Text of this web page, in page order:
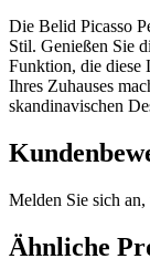
Die Belid Picasso
Stil. Genießen Sie
Funktion, die diese
Ihres Zuhauses
skandinavischen
Melden Sie sich
Ähnliche